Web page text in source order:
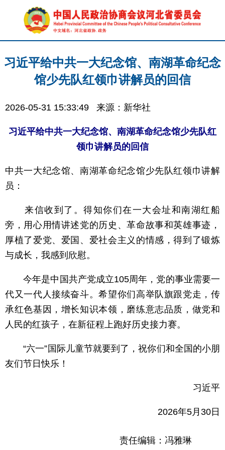
习近平给中共一大纪念馆、南湖革命纪念
馆少先队红领巾讲解员的回信
2026-05-31 15:33:49 来源：新华社
习近平给中共一大纪念馆、南湖革命纪念馆少先队红
领巾讲解员的回信
中共一大纪念馆、南湖革命纪念馆少先队红领巾讲解
员：
来信收到了。得知你们在一大会址和南湖红船
旁，用心用情讲述党的历史、革命故事和英雄事迹，
厚植了爱党、爱国、爱社会主义的情感，得到了锻炼
与成长，我感到欣慰。
今年是中国共产党成立105周年，党的事业需要一
代又一代人接续奋斗。希望你们高举队旗跟党走，传
承红色基因，增长知识本领，磨练意志品质，做党和
人民的红孩子，在新征程上跑好历史接力赛。
“六一”国际儿童节就要到了，祝你们和全国的小朋
友们节日快乐！
习近平
2026年5月30日
责任编辑：冯雅琳